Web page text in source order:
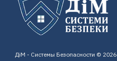
ДіМ - Системы Безопасности © 2026